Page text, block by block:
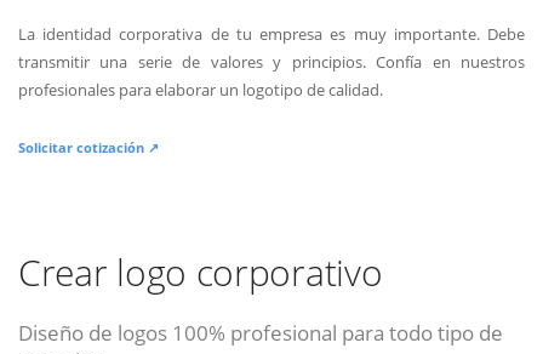
La identidad corporativa de tu empresa es muy importante. Debe
transmitir una serie de valores y principios. Confía en nuestros
profesionales para elaborar un logotipo de calidad.
Solicitar cotización ↗
Crear logo corporativo
Diseño de logos 100% profesional para todo tipo de